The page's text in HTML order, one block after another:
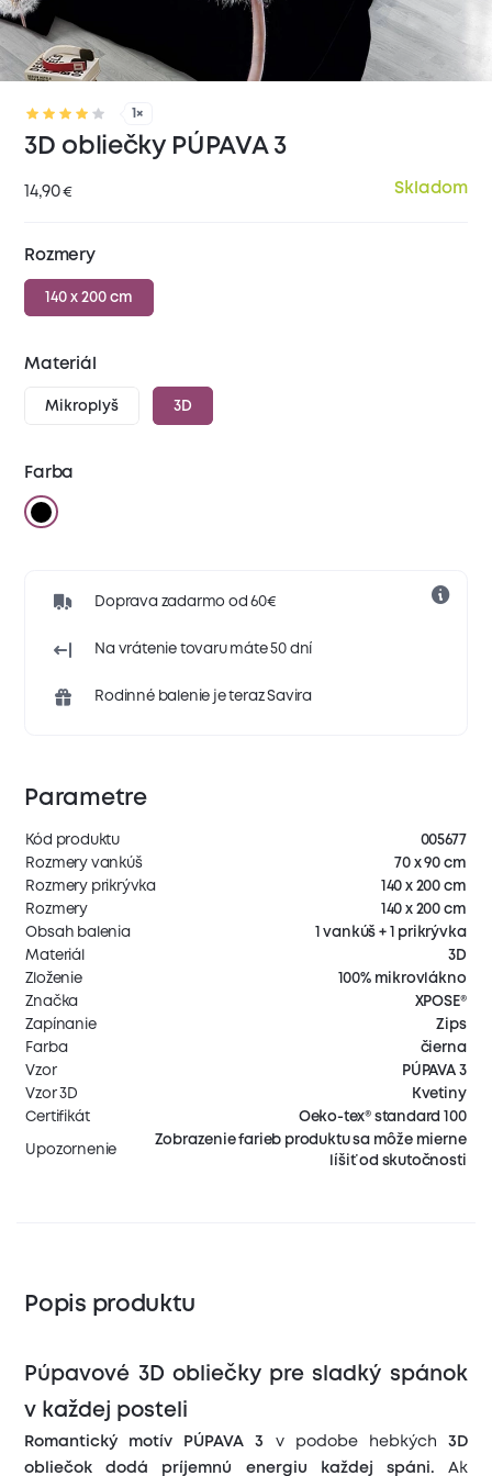
1×
3D obliečky PÚPAVA 3
14,90€ Skladom
Rozmery
140 x 200 cm
Materiál
Mikroplyš 3D
Farba
Doprava zadarmo od 60€
Na vrátenie tovaru máte 50 dní
Rodinné balenie je teraz Savira
Parametre
Kód produktu
005677
Rozmery vankúš
70 x 90 cm
Rozmery prikrývka
140 x 200 cm
Rozmery
140 x 200 cm
Obsah balenia
1 vankúš + 1 prikrývka
Materiál
3D
Zloženie
100% mikrovlákno
Značka
XPOSE®
Zapínanie
Zips
Farba
čierna
Vzor
PÚPAVA 3
Vzor 3D
Kvetiny
Certifikát
Oeko-tex® standard 100
Upozornenie
Zobrazenie farieb produktu sa môže mierne
líšiť od skutočnosti
Popis produktu
Púpavové 3D obliečky pre sladký spánok
v každej posteli
Romantický motív PÚPAVA 3 v podobe hebkých 3D
obliečok dodá príjemnú energiu každej spáni. Ak